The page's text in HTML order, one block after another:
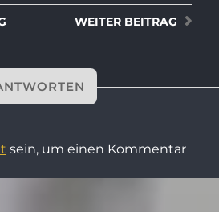
WEITER BEITRAG
sein, um einen Kommentar